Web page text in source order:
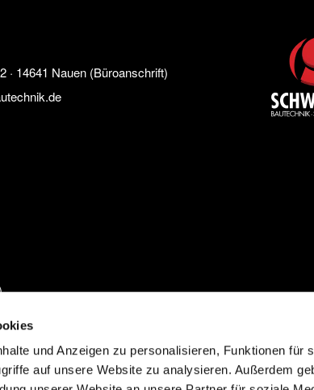
und Anzeigen zu personalisieren, Funktionen für
auf unsere Website zu analysieren. Außerdem
14641 Nauen (Büroanschrift)